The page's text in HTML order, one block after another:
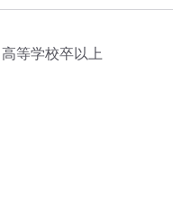
等学校卒以上